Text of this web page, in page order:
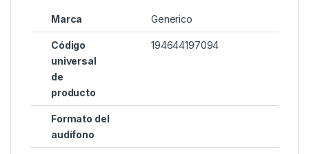
Marca Generico
Código
universal
de
producto
194644197094
Formato del
audífono